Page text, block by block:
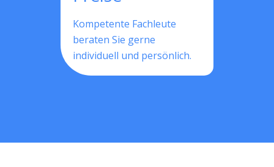
Kompetente Fachleute
beraten Sie gerne
individuell und persönlich.